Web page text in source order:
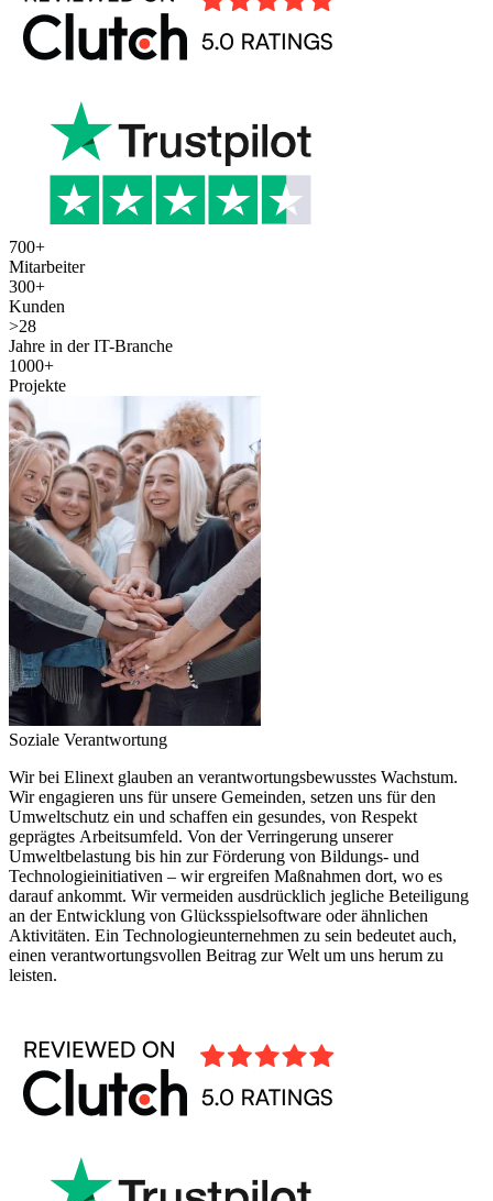
700+
Mitarbeiter
300+
Kunden
>28
Jahre in der IT-Branche
1000+
Projekte
Soziale Verantwortung
Wir bei Elinext glauben an verantwortungsbewusstes Wachstum.
Wir engagieren uns für unsere Gemeinden, setzen uns für den
Umweltschutz ein und schaffen ein gesundes, von Respekt
geprägtes Arbeitsumfeld. Von der Verringerung unserer
Umweltbelastung bis hin zur Förderung von Bildungs- und
Technologieinitiativen – wir ergreifen Maßnahmen dort, wo es
darauf ankommt. Wir vermeiden ausdrücklich jegliche Beteiligung
an der Entwicklung von Glücksspielsoftware oder ähnlichen
Aktivitäten. Ein Technologieunternehmen zu sein bedeutet auch,
einen verantwortungsvollen Beitrag zur Welt um uns herum zu
leisten.